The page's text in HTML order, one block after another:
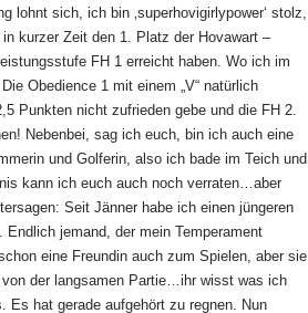
lohnt sich, ich bin ‚superhovigirlypower‘ stolz,
kurzer Zeit den 1. Platz der Hovawart –
FH 1 erreicht haben. Wo ich im
Obedience 1 mit einem „V“ natürlich
Punkten nicht zufrieden gebe und die FH 2.
Nebenbei, sag ich euch, bin ich auch eine
und Golferin, also ich bade im Teich und
kann ich euch auch noch verraten…aber
Seit Jänner habe ich einen jüngeren
Endlich jemand, der mein Temperament
eine Freundin auch zum Spielen, aber sie
der langsamen Partie…ihr wisst was ich
Es hat gerade aufgehört zu regnen. Nun